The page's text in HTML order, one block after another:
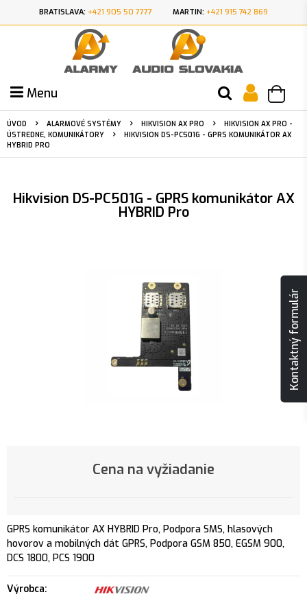
BRATISLAVA: +421 905 50 7777 MARTIN: +421 915 742 869
Menu
ÚVOD ALARMOVÉ SYSTÉMY HIKVISION AX PRO
HIKVISION AX PRO -
ÚSTREDNE, KOMUNIKÁTORY
HIKVISION DS-PC501G - GPRS KOMUNIKÁTOR AX
HYBRID PRO
Hikvision DS-PC501G - GPRS komunikátor AX
HYBRID Pro
Cena na vyžiadanie
GPRS komunikátor AX HYBRID Pro, Podpora SMS, hlasových
hovorov a mobilných dát GPRS, Podpora GSM 850, EGSM 900,
DCS 1800, PCS 1900
Výrobca:
Kontaktný formulár